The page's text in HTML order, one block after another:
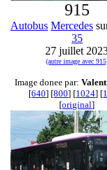
915
Autobus Mercedes
35
27 juillet
(autre image avec
Image donee par:
[640] [800] [1024] [
[original]